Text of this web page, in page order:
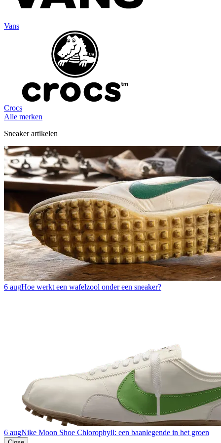
Vans
Crocs
Alle merken
Sneaker artikelen
6 augHoe werkt een wafelzool onder een sneaker?
6 augNike Moon Shoe Chlorophyll: een baanlegende in het groen